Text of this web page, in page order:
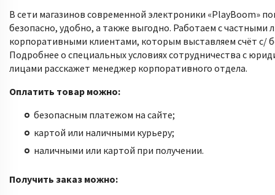
В сети магазинов современной электроники «PlayBoom»
безопасно, удобно, а также выгодно. Работаем с частными
корпоративными клиентами, которым выставляем счёт с/
Подробнее о специальных условиях сотрудничества с
лицами расскажет менеджер корпоративного отдела.
Оплатить товар можно:
безопасным платежом на сайте;
картой или наличными курьеру;
наличными или картой при получении.
Получить заказ можно: